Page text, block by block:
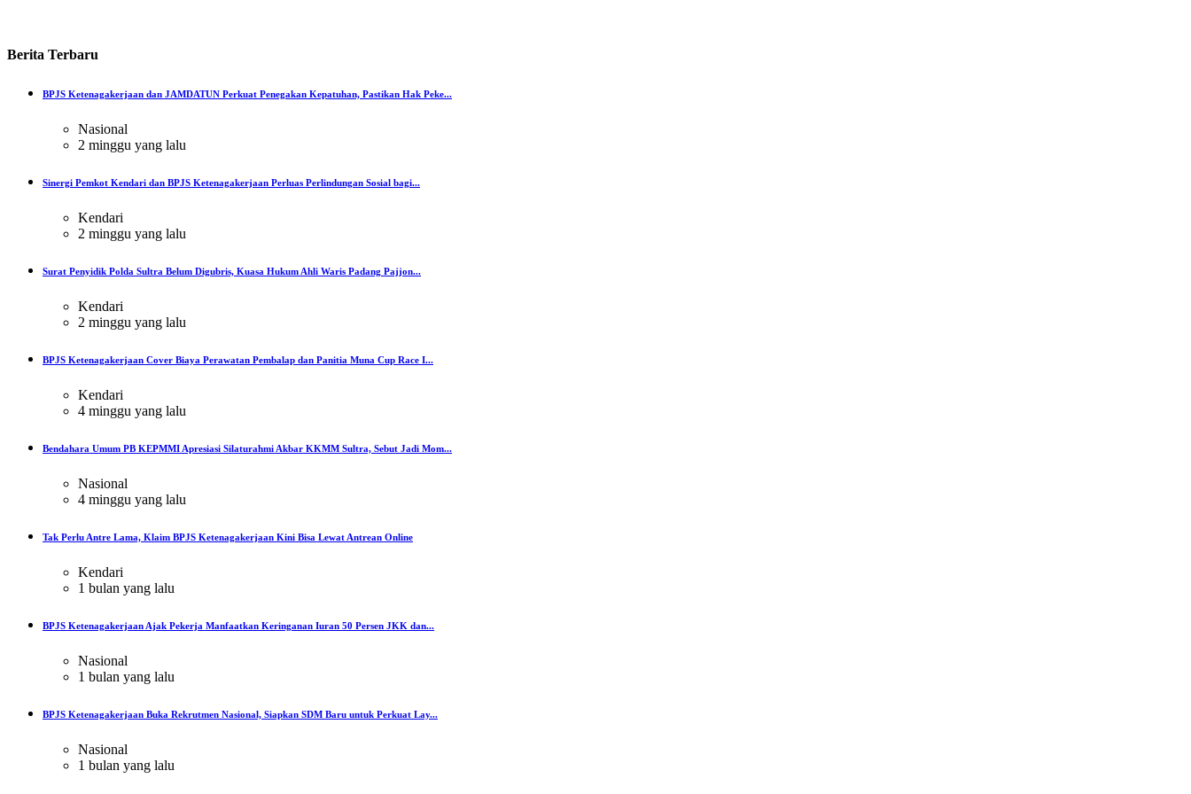
Berita Terbaru
BPJS Ketenagakerjaan dan JAMDATUN Perkuat Penegakan Kepatuhan, Pastikan Hak Peke...
Nasional
2 minggu yang lalu
Sinergi Pemkot Kendari dan BPJS Ketenagakerjaan Perluas Perlindungan Sosial bagi...
Kendari
2 minggu yang lalu
Surat Penyidik Polda Sultra Belum Digubris, Kuasa Hukum Ahli Waris Padang Pajjon...
Kendari
2 minggu yang lalu
BPJS Ketenagakerjaan Cover Biaya Perawatan Pembalap dan Panitia Muna Cup Race I...
Kendari
4 minggu yang lalu
Bendahara Umum PB KEPMMI Apresiasi Silaturahmi Akbar KKMM Sultra, Sebut Jadi Mom...
Nasional
4 minggu yang lalu
Tak Perlu Antre Lama, Klaim BPJS Ketenagakerjaan Kini Bisa Lewat Antrean Online
Kendari
1 bulan yang lalu
BPJS Ketenagakerjaan Ajak Pekerja Manfaatkan Keringanan Iuran 50 Persen JKK dan...
Nasional
1 bulan yang lalu
BPJS Ketenagakerjaan Buka Rekrutmen Nasional, Siapkan SDM Baru untuk Perkuat Lay...
Nasional
1 bulan yang lalu